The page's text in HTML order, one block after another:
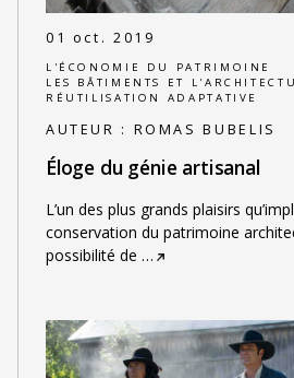
01 oct. 2019
L'ÉCONOMIE DU PATRIMOINE
LES BÂTIMENTS ET
RÉUTILISATION ADAPTATIVE
AUTEUR : ROMAS BUBELIS
Éloge du génie artisanal
L’un des plus grands plaisirs
conservation du patrimoine
possibilité de …